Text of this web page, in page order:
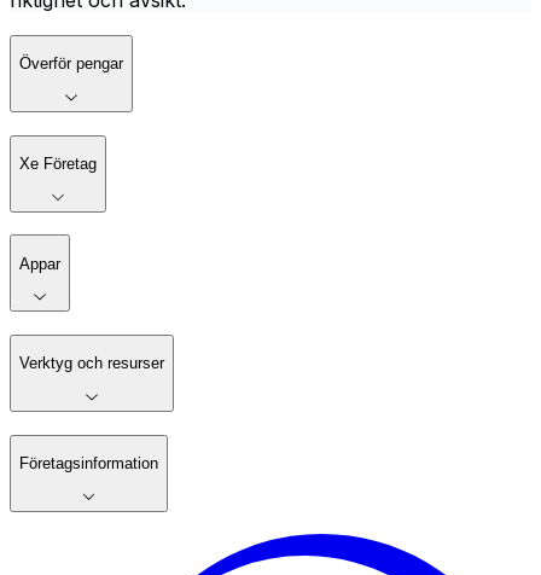
Överför pengar
Xe Företag
Appar
Verktyg och resurser
Företagsinformation